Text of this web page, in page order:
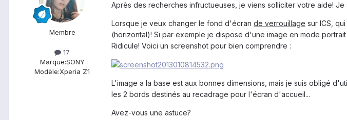
Membre
17
Marque:SONY
Modèle:Xperia Z1
Après des recherches infructueuses, je viens solliciter votre aide!
Lorsque je veux changer le fond d'écran de verrouillage sur ICS,
(horizontal)! Si par exemple je dispose d'une image en mode
Ridicule! Voici un screenshot pour bien comprendre :
L'image a la base est aux bonnes dimensions, mais je suis obligé
les 2 bords destinés au recadrage pour l'écran d'accueil...
Avez-vous une astuce?